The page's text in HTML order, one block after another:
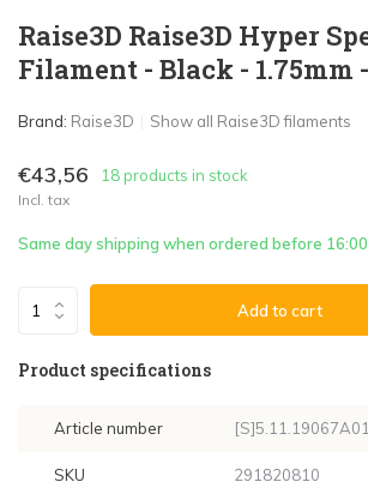
Raise3D Raise3D Hyper
Filament - Black - 1.75mm
Brand: Raise3D Show all Raise3D filaments
€43,56 18 products in stock
Incl. tax
Same day shipping when ordered before 16:00
Add to cart
Product specifications
Article number [S]5.11.19067A01
SKU 291820810